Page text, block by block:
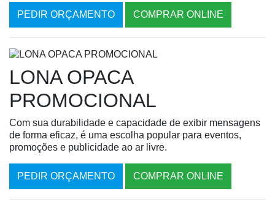
PEDIR ORÇAMENTO COMPRAR ONLINE
LONA OPACA
PROMOCIONAL
Com sua durabilidade e capacidade de exibir mensagens
de forma eficaz, é uma escolha popular para eventos,
promoções e publicidade ao ar livre.
PEDIR ORÇAMENTO COMPRAR ONLINE